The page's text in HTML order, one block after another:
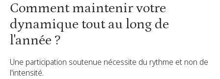
Comment maintenir votre
dynamique tout au long de
l'année ?
Une participation soutenue nécessite du rythme et non de
l'intensité.